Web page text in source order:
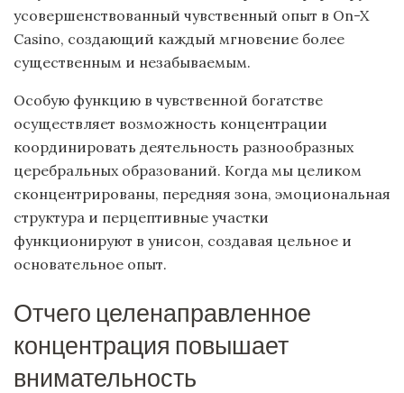
усовершенствованный чувственный опыт в On-X
Casino, создающий каждый мгновение более
существенным и незабываемым.
Особую функцию в чувственной богатстве
осуществляет возможность концентрации
координировать деятельность разнообразных
церебральных образований. Когда мы целиком
сконцентрированы, передняя зона, эмоциональная
структура и перцептивные участки
функционируют в унисон, создавая цельное и
основательное опыт.
Отчего целенаправленное
концентрация повышает
внимательность